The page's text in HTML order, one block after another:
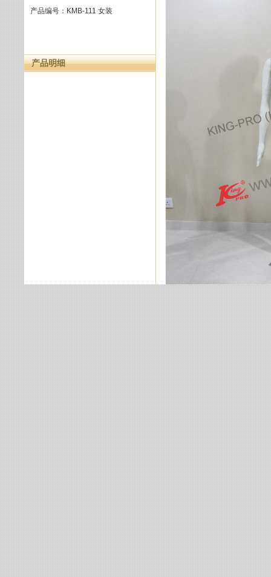
产品编号：KMB-111 女装
产品明细